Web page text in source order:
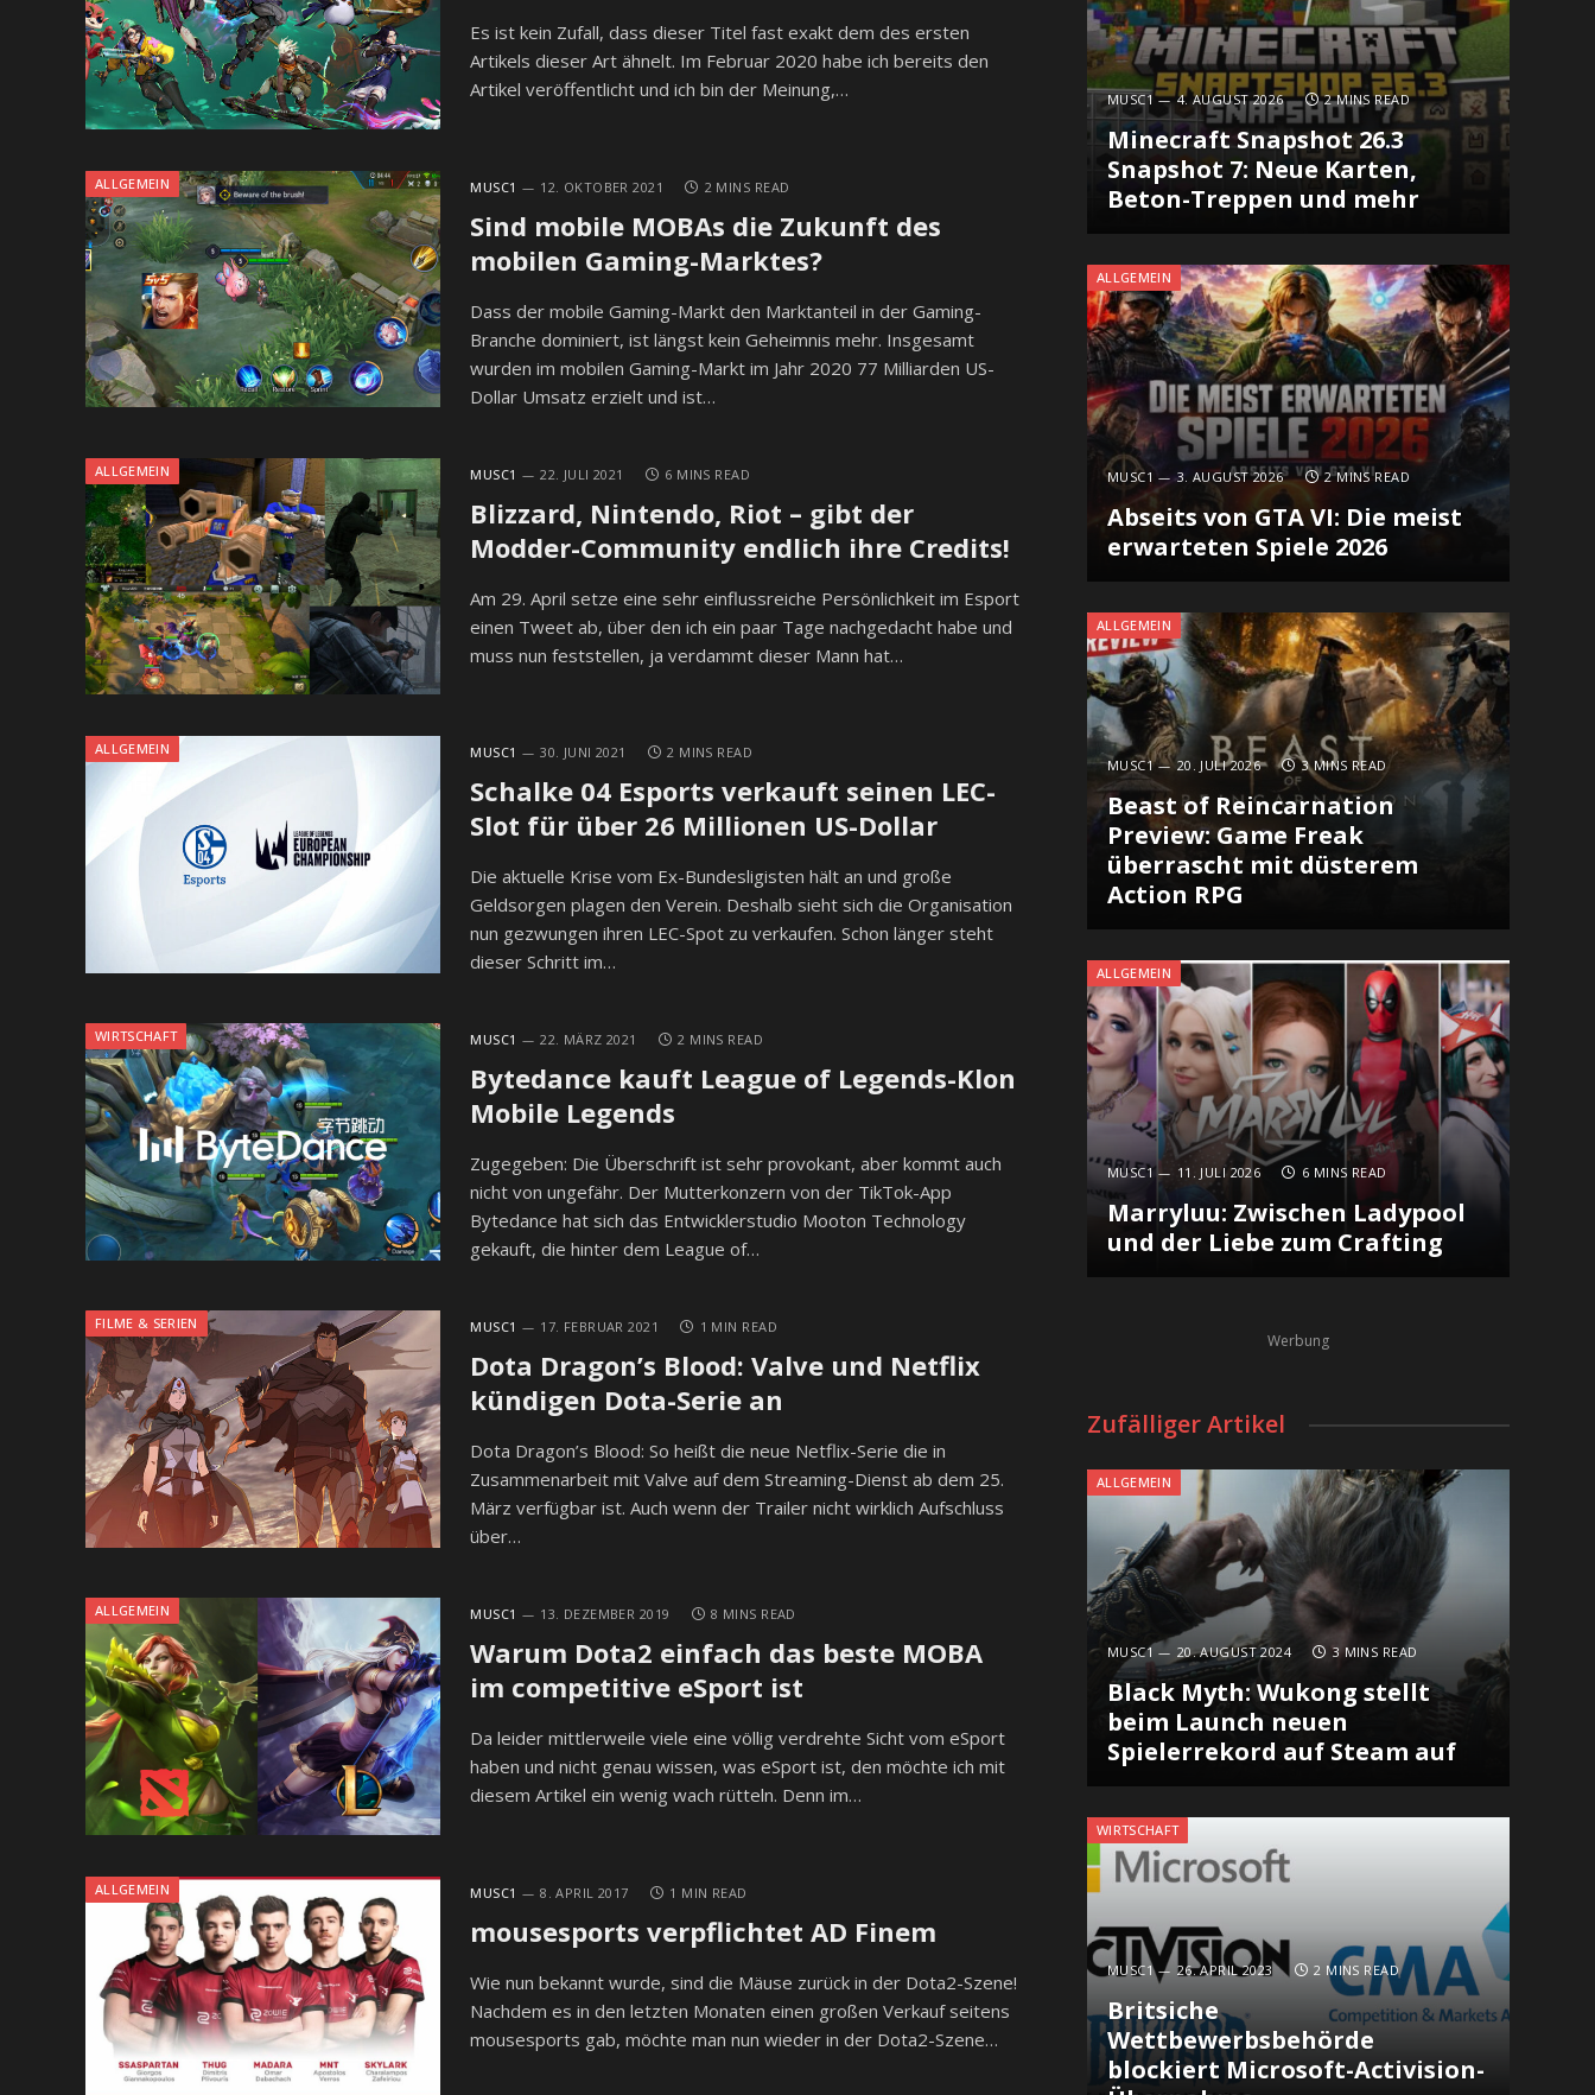
Es ist kein Zufall, dass dieser Titel fast exakt dem des ersten
Artikels dieser Art ähnelt. Im Februar 2020 habe ich bereits den
Artikel veröffentlicht und ich bin der Meinung,…
ALLGEMEIN MUSC1 12. OKTOBER 2021 2 MINS READ
Sind mobile MOBAs die Zukunft des
mobilen Gaming-Marktes?
Dass der mobile Gaming-Markt den Marktanteil in der Gaming-
Branche dominiert, ist längst kein Geheimnis mehr. Insgesamt
wurden im mobilen Gaming-Markt im Jahr 2020 77 Milliarden US-
Dollar Umsatz erzielt und ist…
ALLGEMEIN MUSC1 22. JULI 2021 6 MINS READ
Blizzard, Nintendo, Riot – gibt der
Modder-Community endlich ihre Credits!
Am 29. April setze eine sehr einflussreiche Persönlichkeit im Esport
einen Tweet ab, über den ich ein paar Tage nachgedacht habe und
muss nun feststellen, ja verdammt dieser Mann hat…
ALLGEMEIN MUSC1 30. JUNI 2021 2 MINS READ
Schalke 04 Esports verkauft seinen LEC-
Slot für über 26 Millionen US-Dollar
Die aktuelle Krise vom Ex-Bundesligisten hält an und große
Geldsorgen plagen den Verein. Deshalb sieht sich die Organisation
nun gezwungen ihren LEC-Spot zu verkaufen. Schon länger steht
dieser Schritt im…
WIRTSCHAFT MUSC1 22. MÄRZ 2021 2 MINS READ
Bytedance kauft League of Legends-Klon
Mobile Legends
Zugegeben: Die Überschrift ist sehr provokant, aber kommt auch
nicht von ungefähr. Der Mutterkonzern von der TikTok-App
Bytedance hat sich das Entwicklerstudio Mooton Technology
gekauft, die hinter dem League of…
FILME & SERIEN MUSC1 17. FEBRUAR 2021 1 MIN READ
Dota Dragon’s Blood: Valve und Netflix
kündigen Dota-Serie an
Dota Dragon’s Blood: So heißt die neue Netflix-Serie die in
Zusammenarbeit mit Valve auf dem Streaming-Dienst ab dem 25.
März verfügbar ist. Auch wenn der Trailer nicht wirklich Aufschluss
über…
ALLGEMEIN MUSC1 13. DEZEMBER 2019 8 MINS READ
Warum Dota2 einfach das beste MOBA
im competitive eSport ist
Da leider mittlerweile viele eine völlig verdrehte Sicht vom eSport
haben und nicht genau wissen, was eSport ist, den möchte ich mit
diesem Artikel ein wenig wach rütteln. Denn im…
ALLGEMEIN MUSC1 8. APRIL 2017 1 MIN READ
mousesports verpflichtet AD Finem
Wie nun bekannt wurde, sind die Mäuse zurück in der Dota2-Szene!
Nachdem es in den letzten Monaten einen großen Verkauf seitens
mousesports gab, möchte man nun wieder in der Dota2-Szene…
MUSC1 4. AUGUST 2026 2 MINS READ
Minecraft Snapshot 26.3
Snapshot 7: Neue Karten,
Beton-Treppen und mehr
ALLGEMEIN
MUSC1 3. AUGUST 2026 2 MINS READ
Abseits von GTA VI: Die meist
erwarteten Spiele 2026
ALLGEMEIN
MUSC1 20. JULI 2026 3 MINS READ
Beast of Reincarnation
Preview: Game Freak
überrascht mit düsterem
Action RPG
ALLGEMEIN
MUSC1 11. JULI 2026 6 MINS READ
Marryluu: Zwischen Ladypool
und der Liebe zum Crafting
Werbung
Zufälliger Artikel
ALLGEMEIN
MUSC1 20. AUGUST 2024 3 MINS READ
Black Myth: Wukong stellt
beim Launch neuen
Spielerrekord auf Steam auf
WIRTSCHAFT
MUSC1 26. APRIL 2023 2 MINS READ
Britsiche
Wettbewerbsbehörde
blockiert Microsoft-Activision-